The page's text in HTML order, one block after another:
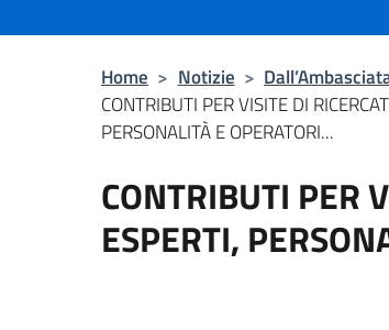
Home > Notizie >
CONTRIBUTI PER VISITE DI
PERSONALITÀ E OPERATORI...
CONTRIBUTI PER
ESPERTI,